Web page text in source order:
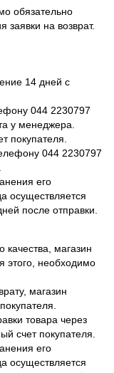
обязательно
на возврат.
14 дней с
044 2230797
у менеджера.
покупателя.
044 2230797
его
осуществляется
после отправки.
качества, магазин
этого, необходимо
магазин
товара через
счет покупателя.
его
осуществляется